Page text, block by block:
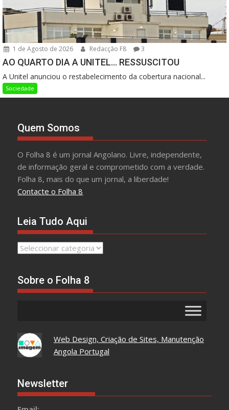
1 de Agosto de 2026 Redacção F8 3
AO QUARTO DIA A UNITEL… RESSUSCITOU
A Unitel anunciou o restabelecimento da cobertura nacional...
Sociedade
Quem Somos
O Folha 8 é um jornal Angolano. Livre, independente,
de informação geral e comprometido com a verdade.
Folha 8, mais do que um jornal, a liberdade!
Contacte o Folha 8
Leia Tudo Aqui
Leia
Sobre o Folha 8
Web Design, Criação de Sites, Manutenção
Angola Portugal
Newsletter